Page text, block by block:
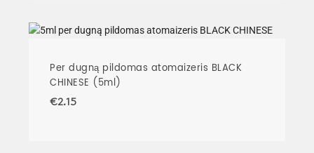
Per dugną pildomas atomaizeris BLACK
CHINESE (5ml)
€2.15